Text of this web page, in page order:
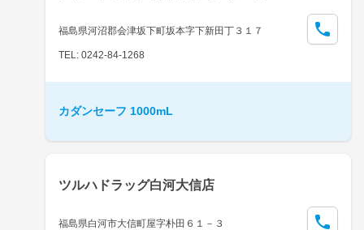
福島県河沼郡会津坂下町坂本字下新田丁３１７
TEL: 0242-84-1268
カダンセーフ 1000mL
ツルハドラッグ白河大信店
福島県白河市大信町屋字朴田６１－３